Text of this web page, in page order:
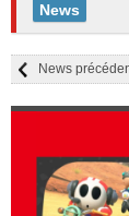
News
News